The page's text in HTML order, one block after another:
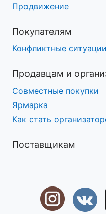
Продвижение
Покупателям
Конфликтные ситуации
Продавцам и
Совместные покупки
Ярмарка
Как стать
Поставщикам